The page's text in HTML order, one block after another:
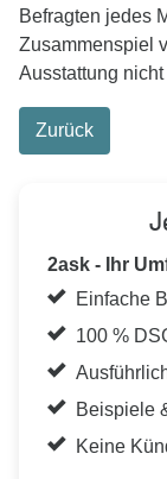
Befragten jedes
Zusammenspiel
Ausstattung
Zurück
2ask - Ihr
Einfache
100 %
Beispiele
Keine